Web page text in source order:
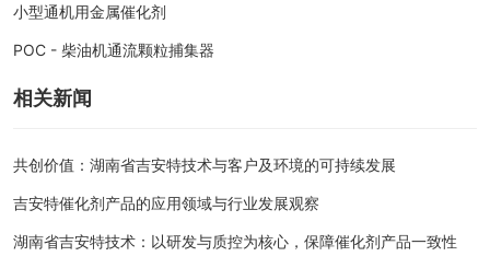
小型通机用金属催化剂
POC - 柴油机通流颗粒捕集器
相关新闻
共创价值：湖南省吉安特技术与客户及环境的可持续发展
吉安特催化剂产品的应用领域与行业发展观察
湖南省吉安特技术：以研发与质控为核心，保障催化剂产品一致性